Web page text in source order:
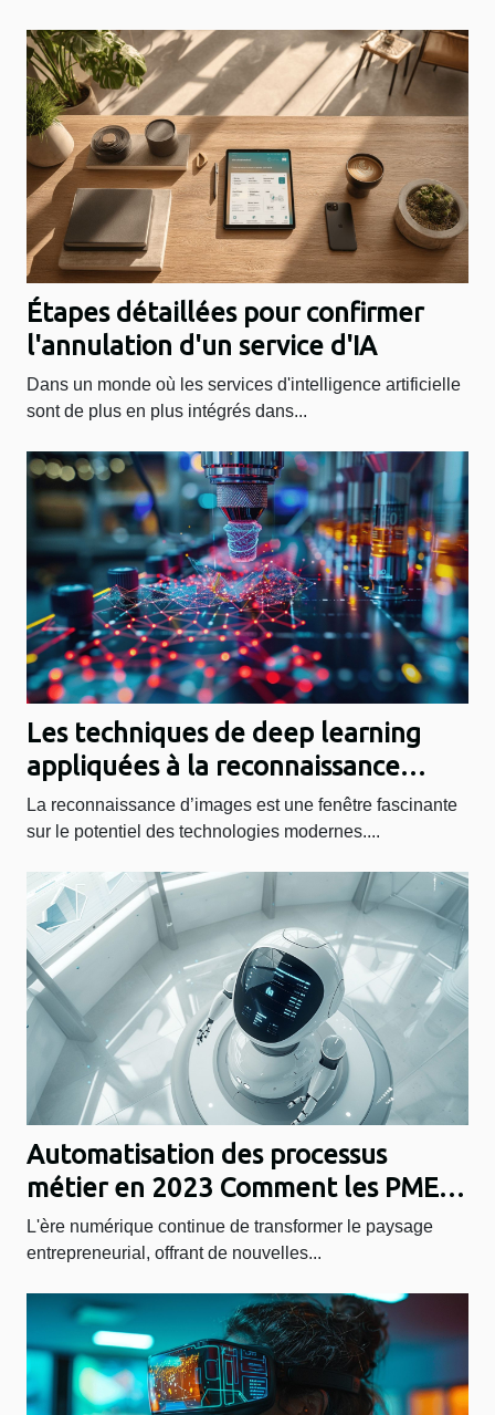
Étapes détaillées pour confirmer
l'annulation d'un service d'IA
Dans un monde où les services d'intelligence artificielle
sont de plus en plus intégrés dans...
Les techniques de deep learning
appliquées à la reconnaissance
d'images
La reconnaissance d’images est une fenêtre fascinante
sur le potentiel des technologies modernes....
Automatisation des processus
métier en 2023 Comment les PME
peuvent-elles en profiter
L'ère numérique continue de transformer le paysage
entrepreneurial, offrant de nouvelles...